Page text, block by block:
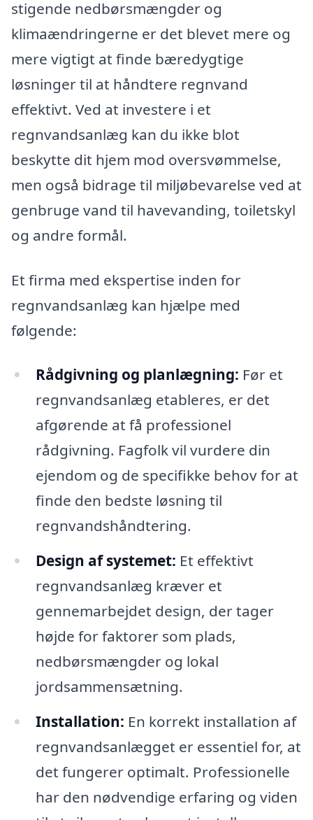
stigende nedbørsmængder og
klimaændringerne er det blevet mere og
mere vigtigt at finde bæredygtige
løsninger til at håndtere regnvand
effektivt. Ved at investere i et
regnvandsanlæg kan du ikke blot
beskytte dit hjem mod oversvømmelse,
men også bidrage til miljøbevarelse ved at
genbruge vand til havevanding, toiletskyl
og andre formål.
Et firma med ekspertise inden for
regnvandsanlæg kan hjælpe med
følgende:
Rådgivning og planlægning: Før et
regnvandsanlæg etableres, er det
afgørende at få professionel
rådgivning. Fagfolk vil vurdere din
ejendom og de specifikke behov for at
finde den bedste løsning til
regnvandshåndtering.
Design af systemet: Et effektivt
regnvandsanlæg kræver et
gennemarbejdet design, der tager
højde for faktorer som plads,
nedbørsmængder og lokal
jordsammensætning.
Installation: En korrekt installation af
regnvandsanlægget er essentiel for, at
det fungerer optimalt. Professionelle
har den nødvendige erfaring og viden